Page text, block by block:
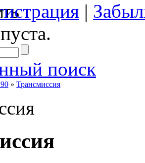
|
поиск
» Трансмиссия